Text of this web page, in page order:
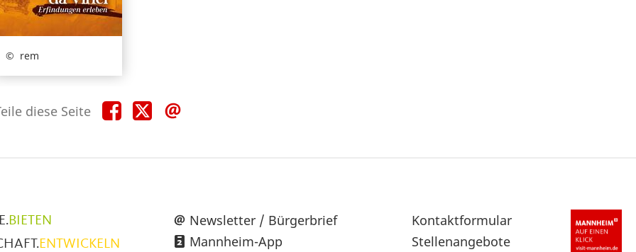
rem
diese Seite Teile
diese
Teile
diese
BIETEN
ENTWICKELN
Newsletter / Bürgerbrief
Mannheim-App
Sekundärnavigation
im
Kontaktformular
Stellenangebote